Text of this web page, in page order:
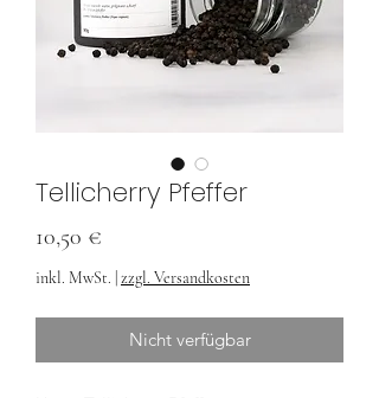
Tellicherry Pfeffer
10,50 €
inkl. MwSt. zzgl. Versandkosten
Nicht verfügbar